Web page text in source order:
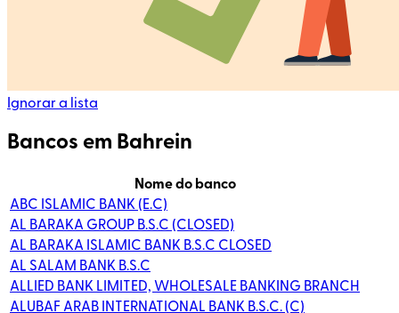
Ignorar a lista
Bancos em Bahrein
Nome do banco
ABC ISLAMIC BANK (E.C)
AL BARAKA GROUP B.S.C (CLOSED)
AL BARAKA ISLAMIC BANK B.S.C CLOSED
AL SALAM BANK B.S.C
ALLIED BANK LIMITED, WHOLESALE BANKING BRANCH
ALUBAF ARAB INTERNATIONAL BANK B.S.C. (C)